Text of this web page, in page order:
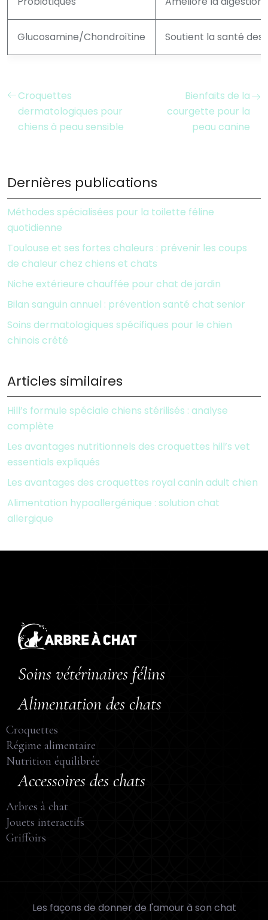
Glucosamine/Chondroïtine Soutient la santé des
Croquettes
dermatologiques pour
chiens à peau sensible
Bienfaits de la
courgette pour la
peau canine
Dernières publications
Méthodes spécialisées pour la toilette féline
quotidienne
Toulouse et ses fortes chaleurs : prévenir les coups
de chaleur chez chiens et chats
Niche extérieure chauffée pour chat de jardin
Bilan sanguin annuel : prévention santé chat senior
Soins dermatologiques spécifiques pour le chien
chinois crêté
Articles similaires
Hill’s formule spéciale chiens stérilisés : analyse
complète
Les avantages nutritionnels des croquettes hill’s vet
essentials expliqués
Les avantages des croquettes royal canin adult chien
Alimentation hypoallergénique : solution chat
allergique
Soins vétérinaires félins
Alimentation des chats
Croquettes
Régime alimentaire
Nutrition équilibrée
Accessoires des chats
Arbres à chat
Jouets interactifs
Griffoirs
Les façons de donner de l'amour à son chat